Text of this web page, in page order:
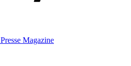
Presse Magazine